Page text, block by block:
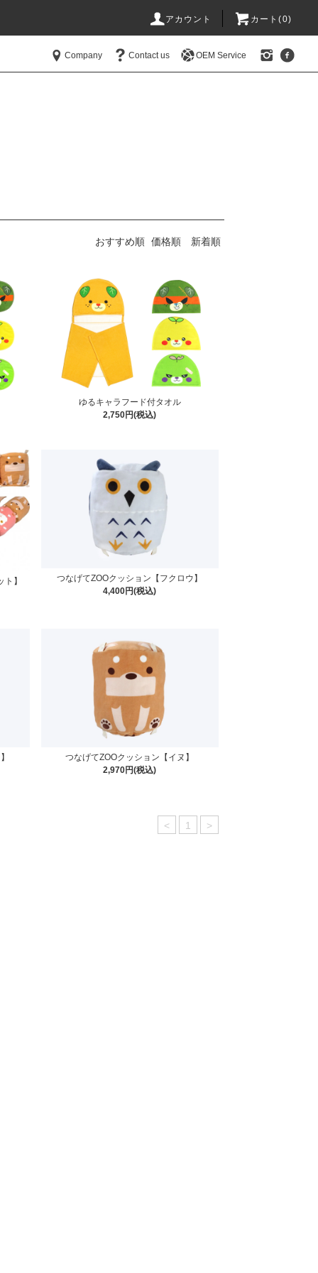
アカウント カート(0)
Company Contact us OEM Service
おすすめ順 価格順 新着順
ゆるキャラフード付タオル
2,750円(税込)
】
つなげてZOOクッション【フクロウ】
4,400円(税込)
つなげてZOOクッション【イヌ】
2,970円(税込)
< 1 >